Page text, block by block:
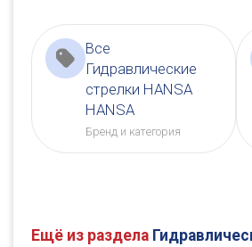
Все
Гидравлические
стрелки HANSA
HANSA
Бренд и категория
Ещё из раздела